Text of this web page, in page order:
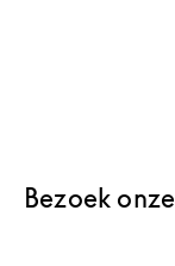
Bezoek